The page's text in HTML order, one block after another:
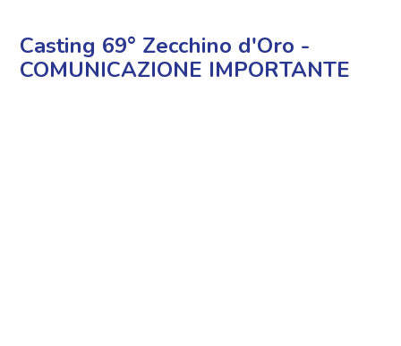
Casting 69° Zecchino d'Oro -
COMUNICAZIONE IMPORTANTE